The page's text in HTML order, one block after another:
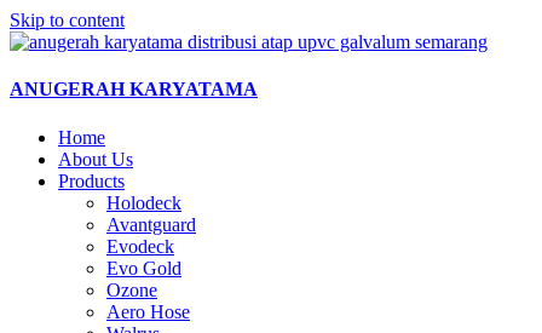
Skip to content
ANUGERAH KARYATAMA
Home
About Us
Products
Holodeck
Avantguard
Evodeck
Evo Gold
Ozone
Aero Hose